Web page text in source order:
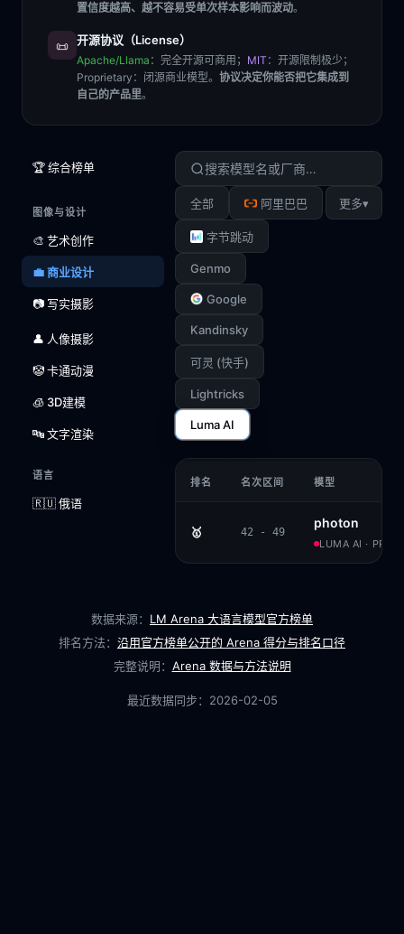
置信度越高、越不容易受单次样本影响而波动。
📜 开源协议（License）
Apache/Llama ：完全开源可商用； MIT ：开源限制极少；
Proprietary ：闭源商业模型。 协议决定你能否把它集成到
自己的产品里。
🏆 综合榜单
图像与设计
🎨 艺术创作
💼 商业设计
📷 写实摄影
👤 人像摄影
🤡 卡通动漫
🧊 3D建模
🔤 文字渲染
语言
🇷🇺 俄语
全部 阿里巴巴
字节跳动
Genmo
Google
Kandinsky
可灵 (快手)
Lightricks
Luma AI
更多▾
排名 名次区间 模型
🥇 42 - 49
photon
LUMA AI ·
数据来源： LM Arena 大语言模型官方榜单
排名方法： 沿用官方榜单公开的 Arena 得分与排名口径
完整说明： Arena 数据与方法说明
最近数据同步： 2026-02-05